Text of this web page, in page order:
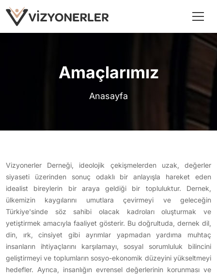
Amaçlarımız
Anasayfa
Vizyonerler Derneği, ideolojik çekişmelerden uzak, değerler
siyaseti üzerinden sonuç odaklı bir anlayışla hareket eden
idealist bireylerin bir araya geldiği bir topluluktur. Dernek,
ülkemizin kaygılarını umutlara çevirmeyi ve geleceğin
Türkiye'sinde söz sahibi olacak kadroları oluşturmak ve
yetiştirmek amacıyla faaliyet gösterir. Bu doğrultuda, dernek dil,
din, ırk, cinsiyet gibi ayrımlar yapmadan yardıma muhtaç
insanların ihtiyaçlarını karşılamayı, sosyal sorumluluk bilincini
geliştirmeyi ve toplumların sosyo-ekonomik düzeyini yükseltmeyi
hedefler. Ayrıca, insanlığın evrensel değerlerinin korunması ve